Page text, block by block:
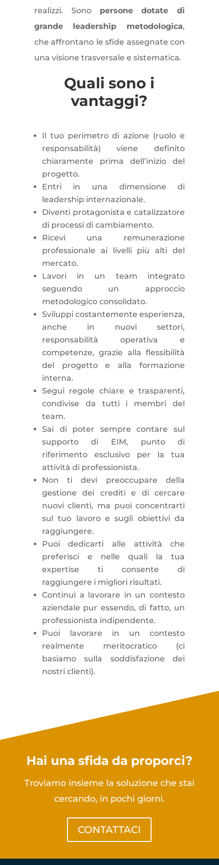
realizzi. Sono persone dotate di
grande leadership metodologica,
che affrontano le sfide assegnate con
una visione trasversale e sistematica.
Quali sono i
vantaggi?
Il tuo perimetro di azione (ruolo e
responsabilità) viene definito
chiaramente prima dell’inizio del
progetto.
Entri in una dimensione di
leadership internazionale.
Diventi protagonista e catalizzatore
di processi di cambiamento.
Ricevi una remunerazione
professionale ai livelli più alti del
mercato.
Lavori in un team integrato
seguendo un approccio
metodologico consolidato.
Sviluppi costantemente esperienza,
anche in nuovi settori,
responsabilità operativa e
competenze, grazie alla flessibilità
del progetto e alla formazione
interna.
Segui regole chiare e trasparenti,
condivise da tutti i membri del
team.
Sai di poter sempre contare sul
supporto di EIM, punto di
riferimento esclusivo per la tua
attività di professionista.
Non ti devi preoccupare della
gestione dei crediti e di cercare
nuovi clienti, ma puoi concentrarti
sul tuo lavoro e sugli obiettivi da
raggiungere.
Puoi dedicarti alle attività che
preferisci e nelle quali la tua
expertise ti consente di
raggiungere i migliori risultati.
Continui a lavorare in un contesto
aziendale pur essendo, di fatto, un
professionista indipendente.
Puoi lavorare in un contesto
realmente meritocratico (ci
basiamo sulla soddisfazione dei
nostri clienti).
Hai una sfida da proporci?
Troviamo insieme la soluzione che stai
cercando, in pochi giorni.
CONTATTACI